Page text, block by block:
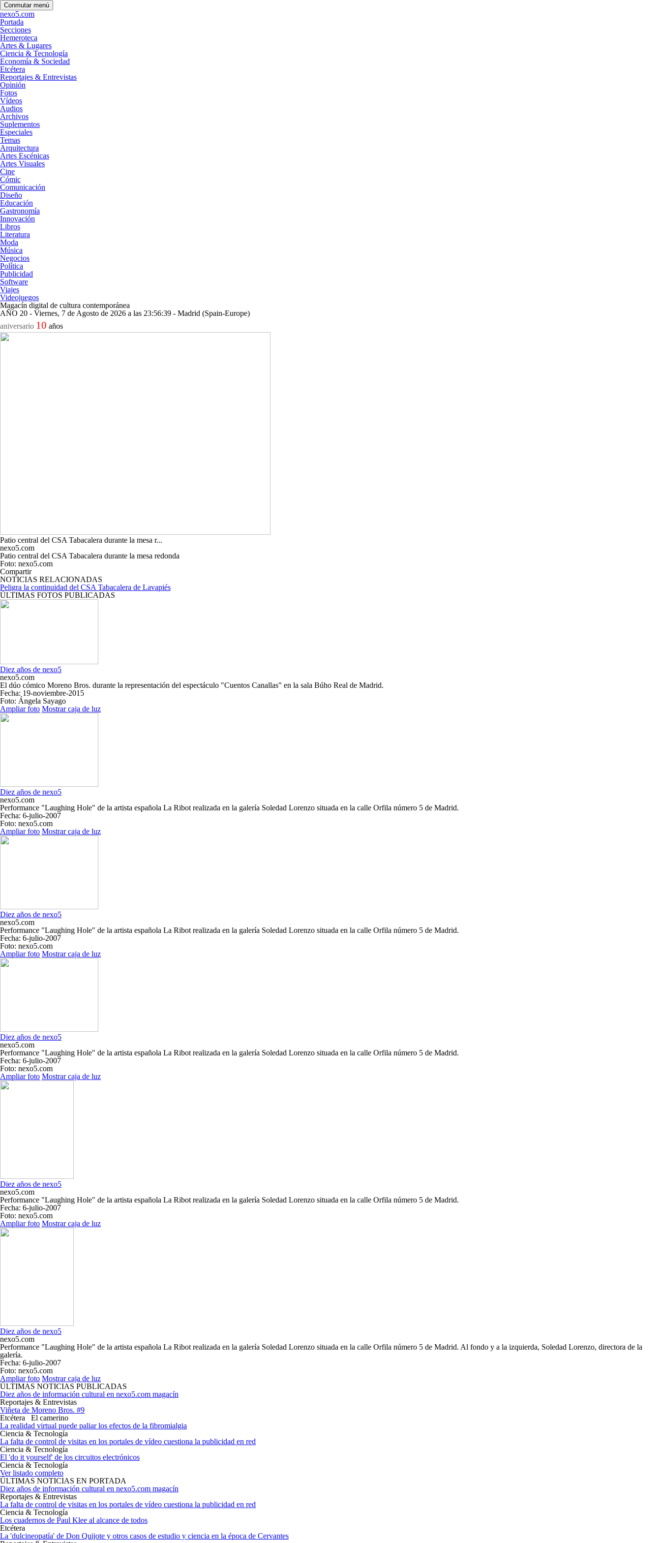
Conmutar menú
nexo5.com
Portada
Secciones
Hemeroteca
Artes & Lugares
Ciencia & Tecnología
Economía & Sociedad
Etcétera
Reportajes & Entrevistas
Opinión
Fotos
Vídeos
Audios
Archivos
Suplementos
Especiales
Temas
Arquitectura
Artes Escénicas
Artes Visuales
Cine
Cómic
Comunicación
Diseño
Educación
Gastronomía
Innovación
Libros
Literatura
Moda
Música
Negocios
Política
Publicidad
Software
Viajes
Videojuegos
Magacín digital de cultura contemporánea
AÑO 20 - Viernes, 7 de Agosto de 2026 a las 23:56:39 - Madrid (Spain-Europe)
aniversario 10 años
Patio central del CSA Tabacalera durante la mesa r...
nexo5.com
Patio central del CSA Tabacalera durante la mesa redonda
Foto: nexo5.com
Compartir
NOTICIAS RELACIONADAS
Peligra la continuidad del CSA Tabacalera de Lavapiés
ÚLTIMAS FOTOS PUBLICADAS
Diez años de nexo5
nexo5.com
El dúo cómico Moreno Bros. durante la representación del espectáculo "Cuentos Canallas" en la sala Búho Real de Madrid.
Fecha: 19-noviembre-2015
Foto: Ángela Sayago
Ampliar foto Mostrar caja de luz
Diez años de nexo5
nexo5.com
Performance "Laughing Hole" de la artista española La Ribot realizada en la galería Soledad Lorenzo situada en la calle Orfila número 5 de Madrid.
Fecha: 6-julio-2007
Foto: nexo5.com
Ampliar foto Mostrar caja de luz
Diez años de nexo5
nexo5.com
Performance "Laughing Hole" de la artista española La Ribot realizada en la galería Soledad Lorenzo situada en la calle Orfila número 5 de Madrid.
Fecha: 6-julio-2007
Foto: nexo5.com
Ampliar foto Mostrar caja de luz
Diez años de nexo5
nexo5.com
Performance "Laughing Hole" de la artista española La Ribot realizada en la galería Soledad Lorenzo situada en la calle Orfila número 5 de Madrid.
Fecha: 6-julio-2007
Foto: nexo5.com
Ampliar foto Mostrar caja de luz
Diez años de nexo5
nexo5.com
Performance "Laughing Hole" de la artista española La Ribot realizada en la galería Soledad Lorenzo situada en la calle Orfila número 5 de Madrid.
Fecha: 6-julio-2007
Foto: nexo5.com
Ampliar foto Mostrar caja de luz
Diez años de nexo5
nexo5.com
Performance "Laughing Hole" de la artista española La Ribot realizada en la galería Soledad Lorenzo situada en la calle Orfila número 5 de Madrid. Al fondo y a la izquierda, Soledad Lorenzo, directora de la
galería.
Fecha: 6-julio-2007
Foto: nexo5.com
Ampliar foto Mostrar caja de luz
ÚLTIMAS NOTICIAS PUBLICADAS
Diez años de información cultural en nexo5.com magacín
Reportajes & Entrevistas
Viñeta de Moreno Bros. #9
Etcétera
El camerino
La realidad virtual puede paliar los efectos de la fibromialgia
Ciencia & Tecnología
La falta de control de visitas en los portales de vídeo cuestiona la publicidad en red
Ciencia & Tecnología
El 'do it yourself' de los circuitos electrónicos
Ciencia & Tecnología
Ver listado completo
ÚLTIMAS NOTICIAS EN PORTADA
Diez años de información cultural en nexo5.com magacín
Reportajes & Entrevistas
La falta de control de visitas en los portales de vídeo cuestiona la publicidad en red
Ciencia & Tecnología
Los cuadernos de Paul Klee al alcance de todos
Etcétera
La 'dulcineopatía' de Don Quijote y otros casos de estudio y ciencia en la época de Cervantes